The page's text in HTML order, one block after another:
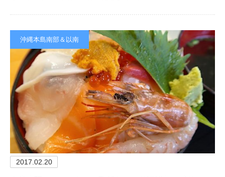
沖縄本島南部＆以南
2017.02.20